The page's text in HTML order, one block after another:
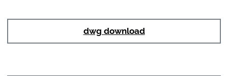
dwg download